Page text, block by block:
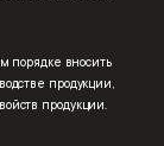
порядке вносить
продукции,
продукции.